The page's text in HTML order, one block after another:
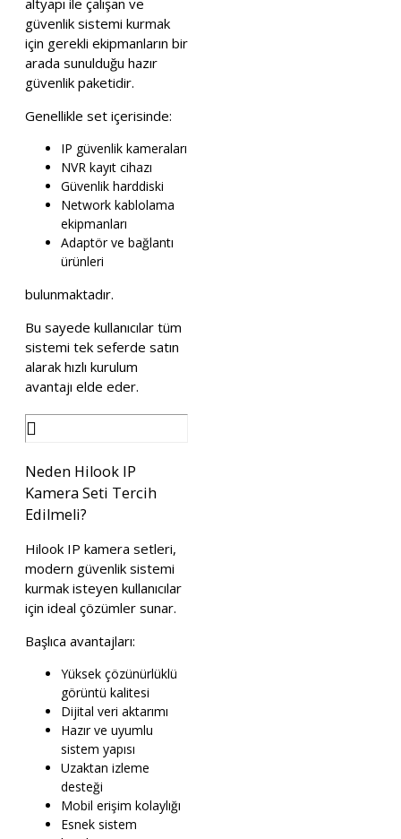
güvenlik sistemi kurmak
için gerekli ekipmanların bir
arada sunulduğu hazır
güvenlik paketidir.
Genellikle set içerisinde:
IP güvenlik kameraları
NVR kayıt cihazı
Güvenlik harddiski
Network kablolama
ekipmanları
Adaptör ve bağlantı
ürünleri
bulunmaktadır.
Bu sayede kullanıcılar tüm
sistemi tek seferde satın
alarak hızlı kurulum
avantajı elde eder.
Neden Hilook IP
Kamera Seti Tercih
Edilmeli?
Hilook IP kamera setleri,
modern güvenlik sistemi
kurmak isteyen kullanıcılar
için ideal çözümler sunar.
Başlıca avantajları:
Yüksek çözünürlüklü
görüntü kalitesi
Dijital veri aktarımı
Hazır ve uyumlu
sistem yapısı
Uzaktan izleme
desteği
Mobil erişim kolaylığı
Esnek sistem